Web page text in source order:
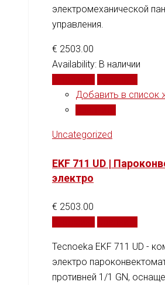
электромеханической
управления.
€ 2503.00
Availability: В наличии
Добавить в список
Uncategorized
EKF 711 UD |
электро
€ 2503.00
Tecnoeka EKF 711 UD -
электро
противней 1/1 GN,